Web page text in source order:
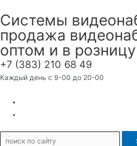
к
содержимому
Системы
продажа
оптом и в розницу
+7 (383) 210 68 49
Каждый день с 9-00 до 20-00